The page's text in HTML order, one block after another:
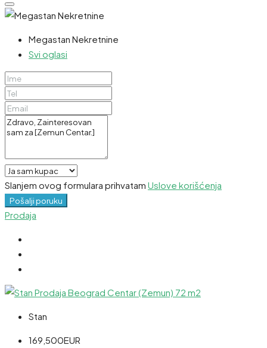
Megastan Nekretnine
Svi oglasi
Slanjem ovog formulara prihvatam Uslove korišćenja
Pošalji poruku
Prodaja
Stan
169,500EUR